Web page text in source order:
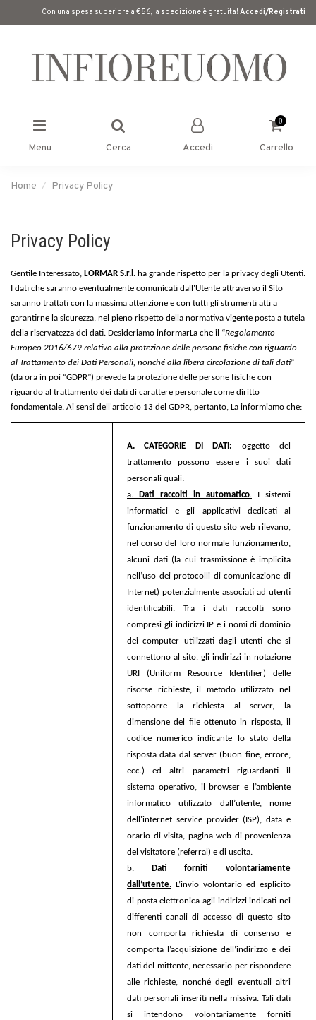
Con una spesa superiore a €56, la spedizione è gratuita! Accedi/Registrati
Menu Cerca Accedi
0
Carrello
Home Privacy Policy
Privacy Policy
Gentile Interessato, LORMAR S.r.l. ha grande rispetto per la privacy degli Utenti.
I dati che saranno eventualmente comunicati dall'Utente attraverso il Sito
saranno trattati con la massima attenzione e con tutti gli strumenti atti a
garantirne la sicurezza, nel pieno rispetto della normativa vigente posta a tutela
della riservatezza dei dati. Desideriamo informarLa che il “Regolamento
Europeo 2016/679 relativo alla protezione delle persone fisiche con riguardo
al Trattamento dei Dati Personali, nonché alla libera circolazione di tali dati”
(da ora in poi “GDPR”) prevede la protezione delle persone fisiche con
riguardo al trattamento dei dati di carattere personale come diritto
fondamentale. Ai sensi dell'articolo 13 del GDPR, pertanto, La informiamo che:
A. CATEGORIE DI DATI: oggetto del
trattamento possono essere i suoi dati
personali quali:
a.
Dati raccolti in automatico. I sistemi
informatici e gli applicativi dedicati al
funzionamento di questo sito web rilevano,
nel corso del loro normale funzionamento,
alcuni dati (la cui trasmissione è implicita
nell’uso dei protocolli di comunicazione di
Internet) potenzialmente associati ad utenti
identificabili. Tra i dati raccolti sono
compresi gli indirizzi IP e i nomi di dominio
dei computer utilizzati dagli utenti che si
connettono al sito, gli indirizzi in notazione
URI (Uniform Resource Identifier) delle
risorse richieste, il metodo utilizzato nel
sottoporre la richiesta al server, la
dimensione del file ottenuto in risposta, il
codice numerico indicante lo stato della
risposta data dal server (buon fine, errore,
ecc.) ed altri parametri riguardanti il
sistema operativo, il browser e l’ambiente
informatico utilizzato dall’utente, nome
dell'internet service provider (ISP), data e
orario di visita, pagina web di provenienza
del visitatore (referral) e di uscita.
b.
Dati forniti volontariamente
dall’utente. L’invio volontario ed esplicito
di posta elettronica agli indirizzi indicati nei
differenti canali di accesso di questo sito
non comporta richiesta di consenso e
comporta l’acquisizione dell’indirizzo e dei
dati del mittente, necessario per rispondere
alle richieste, nonché degli eventuali altri
dati personali inseriti nella missiva. Tali dati
si intendono volontariamente forniti